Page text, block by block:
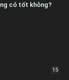
có tốt không?
15